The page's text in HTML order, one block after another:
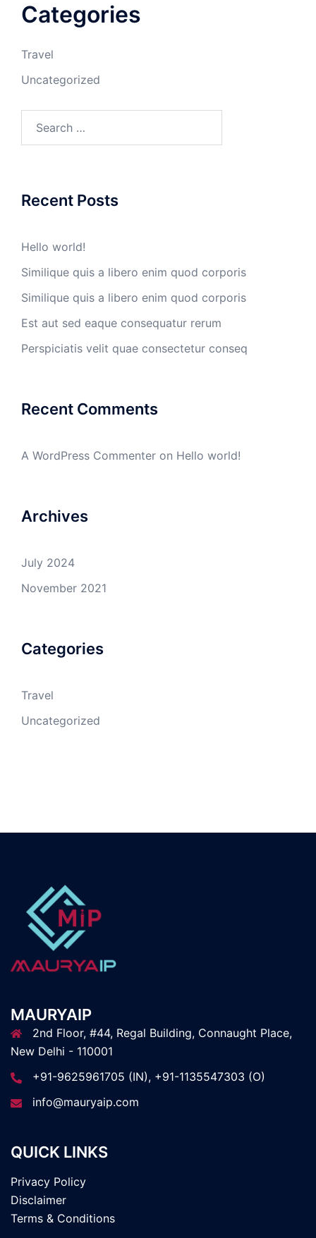
Categories
Travel
Uncategorized
Recent Posts
Hello world!
Similique quis a libero enim quod corporis
Similique quis a libero enim quod corporis
Est aut sed eaque consequatur rerum
Perspiciatis velit quae consectetur conseq
Recent Comments
A WordPress Commenter on Hello world!
Archives
July 2024
November 2021
Categories
Travel
Uncategorized
MAURYAIP
2nd Floor, #44, Regal Building, Connaught Place,
New Delhi - 110001
+91-9625961705 (IN), +91-1135547303 (O)
info@mauryaip.com
QUICK LINKS
Privacy Policy
Disclaimer
Terms & Conditions